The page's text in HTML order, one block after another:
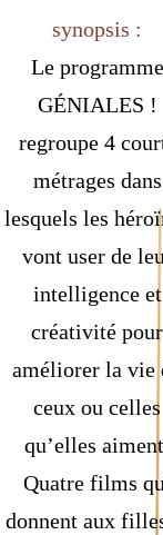
synopsis :
Le programme
GÉNIALES !
regroupe 4
métrages dans
lesquels les
vont user de
intelligence et
créativité pour
améliorer la vie
ceux ou celles
qu’elles
Quatre films
donnent aux